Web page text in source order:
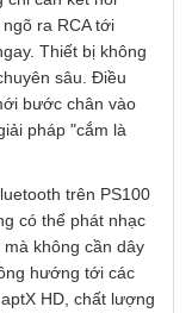
ra RCA tới
Thiết bị không
sâu. Điều
bước chân vào
pháp "cắm là
trên PS100
có thể phát nhạc
không cần dây
hướng tới các
HD, chất lượng